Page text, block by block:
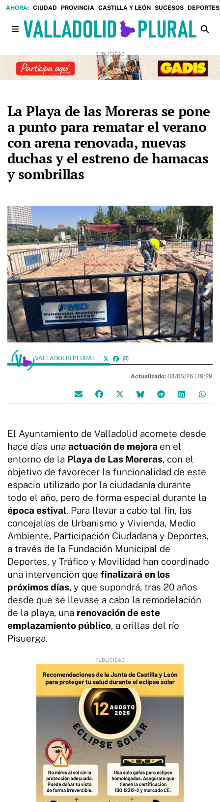
CIUDAD PROVINCIA CASTILLA Y LEÓN SUCESOS DEPORTES
La Playa de las Moreras se pone
a punto para rematar el verano
con arena renovada, nuevas
duchas y el estreno de hamacas
y sombrillas
VALLADOLID PLURAL
Actualizado: 03/05/26 | 19:29
El Ayuntamiento de Valladolid acomete desde
hace días una actuación de mejora en el
entorno de la Playa de Las Moreras, con el
objetivo de favorecer la funcionalidad de este
espacio utilizado por la ciudadanía durante
todo el año, pero de forma especial durante la
época estival. Para llevar a cabo tal fin, las
concejalías de Urbanismo y Vivienda, Medio
Ambiente, Participación Ciudadana y Deportes,
a través de la Fundación Municipal de
Deportes, y Tráfico y Movilidad han coordinado
una intervención que finalizará en los
próximos días, y que supondrá, tras 20 años
desde que se llevase a cabo la remodelación
de la playa, una renovación de este
emplazamiento público, a orillas del río
Pisuerga.